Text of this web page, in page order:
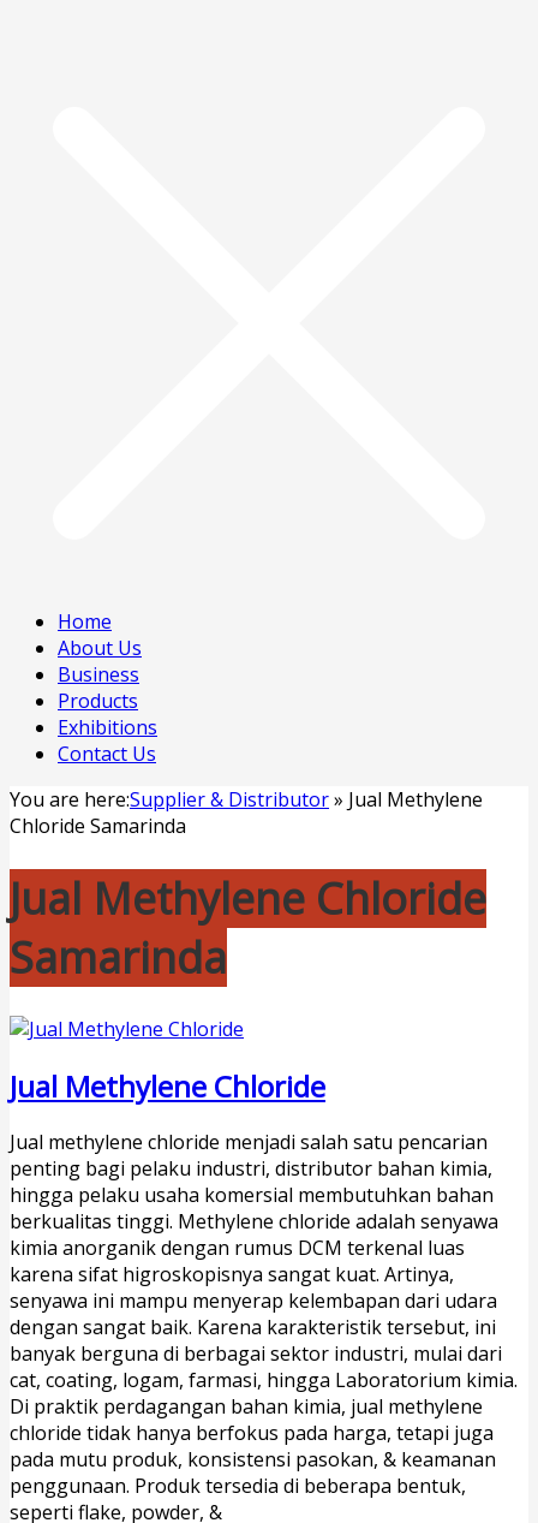
Home
About Us
Business
Products
Exhibitions
Contact Us
You are here:Supplier & Distributor» Jual Methylene
Chloride Samarinda
Jual Methylene Chloride
Samarinda
Jual Methylene Chloride
Jual methylene chloride menjadi salah satu pencarian
penting bagi pelaku industri, distributor bahan kimia,
hingga pelaku usaha komersial membutuhkan bahan
berkualitas tinggi. Methylene chloride adalah senyawa
kimia anorganik dengan rumus DCM terkenal luas
karena sifat higroskopisnya sangat kuat. Artinya,
senyawa ini mampu menyerap kelembapan dari udara
dengan sangat baik. Karena karakteristik tersebut, ini
banyak berguna di berbagai sektor industri, mulai dari
cat, coating, logam, farmasi, hingga Laboratorium kimia.
Di praktik perdagangan bahan kimia, jual methylene
chloride tidak hanya berfokus pada harga, tetapi juga
pada mutu produk, konsistensi pasokan, & keamanan
penggunaan. Produk tersedia di beberapa bentuk,
seperti flake, powder, &